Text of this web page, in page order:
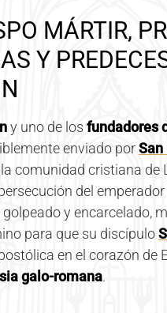
MÁRTIR,
Y
y uno de los fundadores
enviado porSan
comunidad cristiana de
del emperador
y encarcelado,
para que su discípulo
en el corazón de
galo-romana.